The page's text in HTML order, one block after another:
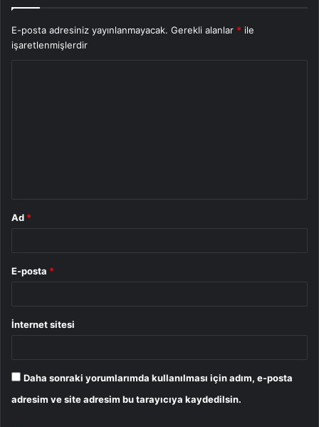
E-posta adresiniz yayınlanmayacak. Gerekli alanlar * ile
işaretlenmişlerdir
Ad *
E-posta *
İnternet sitesi
Daha sonraki yorumlarımda kullanılması için adım, e-posta
adresim ve site adresim bu tarayıcıya kaydedilsin.